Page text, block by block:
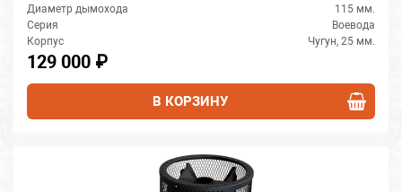
Диаметр дымохода
115 мм.
Серия
Воевода
Корпус
Чугун, 25 мм.
129 000 ₽
В КОРЗИНУ